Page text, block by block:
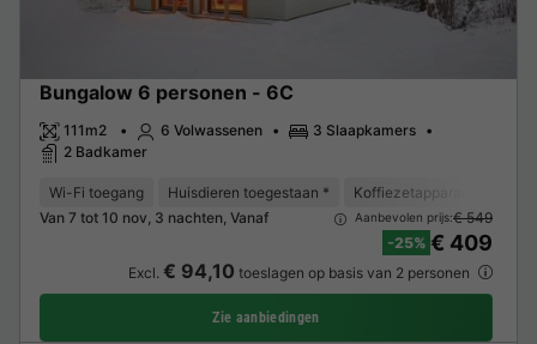
Bungalow 6 personen - 6C
111m2 6 Volwassenen
3 Slaapkamers
2 Badkamer
Wi-Fi toegang Huisdieren toegestaan * Koffiezetapparaat
Van 7 tot 10 nov, 3 nachten, Vanaf
Aanbevolen prijs:€ 549
-25% € 409
Excl. € 94,10 toeslagen op basis van 2 personen
Zie aanbiedingen